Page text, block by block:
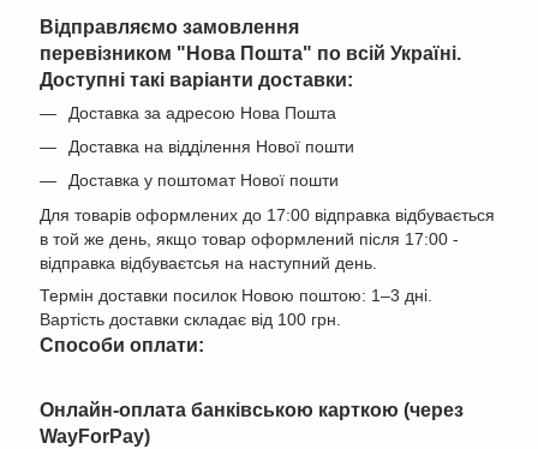
Відправляємо замовлення
перевізником "Нова Пошта" по всій Україні
Доступні такі варіанти доставки:
Доставка за адресою Нова Пошта
Доставка на відділення Нової пошти
Доставка у поштомат Нової пошти
Для товарів оформлених до 17:00 відправка відбувається
в той же день, якщо товар оформлений після 17:00 -
відправка відбуваєтсья на наступний день.
Термін доставки посилок Новою поштою: 1–3 дні.
Вартість доставки складає від 100 грн.
Cпособи оплати:
Онлайн-оплата банківською карткою (через
WayForPay)